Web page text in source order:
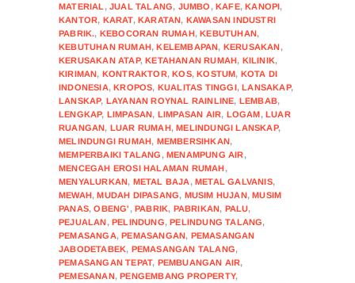
MATERIAL ,JUAL TALANG, JUMBO ,KAFE,KANOPI,
KANTOR, KARAT,KARATAN, KAWASAN INDUSTRI
PABRIK., KEBOCORAN RUMAH,KEBUTUHAN,
KEBUTUHAN RUMAH,KELEMBAPAN, KERUSAKAN,
KERUSAKAN ATAP,KETAHANAN RUMAH, KILINIK,
KIRIMAN, KONTRAKTOR,KOS,KOSTUM, KOTA DI
INDONESIA,KROPOS, KUALITAS TINGGI,LANSAKAP,
LANSKAP, LAYANAN ROYNAL RAINLINE, LEMBAB,
LENGKAP, LIMPASAN, LIMPASAN AIR, LOGAM,LUAR
RUANGAN, LUAR RUMAH,MELINDUNGI LANSKAP,
MELINDUNGI RUMAH, MEMBERSIHKAN,
MEMPERBAIKI TALANG ,MENAMPUNG AIR,
MENCEGAH EROSI HALAMAN RUMAH,
MENYALURKAN, METAL BAJA,METAL GALVANIS,
MEWAH,MUDAH DIPASANG, MUSIM HUJAN,MUSIM
PANAS,OBENG' ,PABRIK, PABRIKAN, PALU,
PEJUALAN,PELINDUNG,PELINDUNG TALANG,
PEMASANGA,PEMASANGAN, PEMASANGAN
JABODETABEK, PEMASANGAN TALANG,
PEMASANGAN TEPAT, PEMBUANGAN AIR,
PEMESANAN,PENGEMBANG PROPERTY,